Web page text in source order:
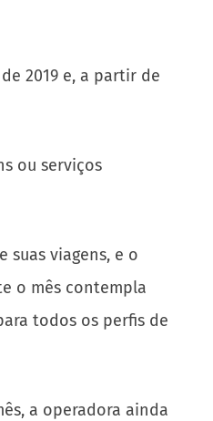
2019 e, a partir de
ou serviços
suas viagens, e o
o mês contempla
todos os perfis de
a operadora ainda